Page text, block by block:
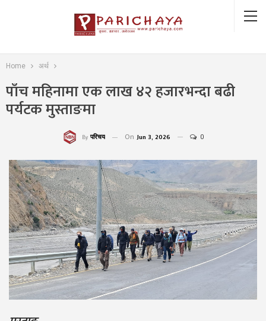
Home अर्थ
पाँच महिनामा एक लाख ४२ हजारभन्दा बढी
पर्यटक मुस्ताङमा
By परिचय On Jun 3, 2026 0